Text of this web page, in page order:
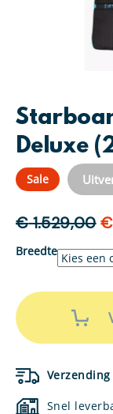
Deluxe
Sale
€1.529,00 €
Breedte
Starboard
All
Star
Airline
(2026)
aantal
Verzending
Snel